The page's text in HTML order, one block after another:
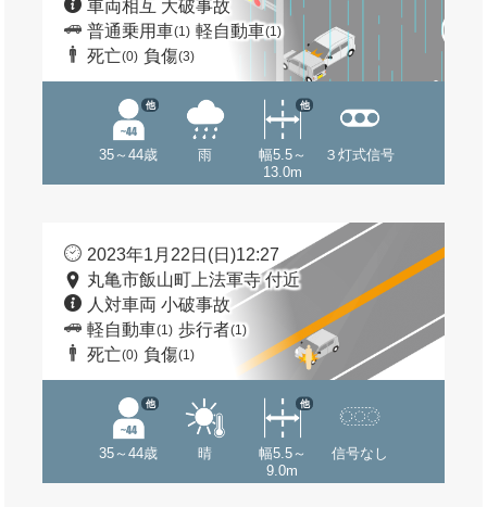
車両相互 大破事故
普通乗用車(1) 軽自動車(1)
死亡(0) 負傷(3)
35～44歳
他
雨
幅5.5～
13.0m
他
３灯式信号
2023年1月22日(日)12:27
丸亀市飯山町上法軍寺 付近
人対車両 小破事故
軽自動車(1) 歩行者(1)
死亡(0) 負傷(1)
35～44歳
他
晴
幅5.5～
9.0m
他
信号なし